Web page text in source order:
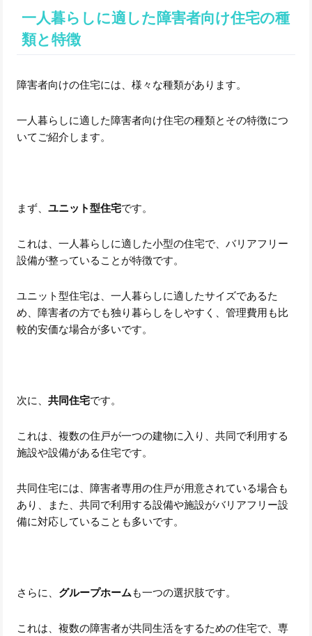
一人暮らしに適した障害者向け住宅の種
類と特徴
障害者向けの住宅には、様々な種類があります。
一人暮らしに適した障害者向け住宅の種類とその特徴につ
いてご紹介します。
まず、ユニット型住宅です。
これは、一人暮らしに適した小型の住宅で、バリアフリー
設備が整っていることが特徴です。
ユニット型住宅は、一人暮らしに適したサイズであるた
め、障害者の方でも独り暮らしをしやすく、管理費用も比
較的安価な場合が多いです。
次に、共同住宅です。
これは、複数の住戸が一つの建物に入り、共同で利用する
施設や設備がある住宅です。
共同住宅には、障害者専用の住戸が用意されている場合も
あり、また、共同で利用する設備や施設がバリアフリー設
備に対応していることも多いです。
さらに、 グループホームも一つの選択肢です。
これは、複数の障害者が共同生活をするための住宅で、専